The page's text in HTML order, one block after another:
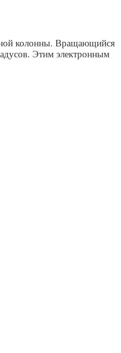
колонны. Вращающийся
Этим электронным